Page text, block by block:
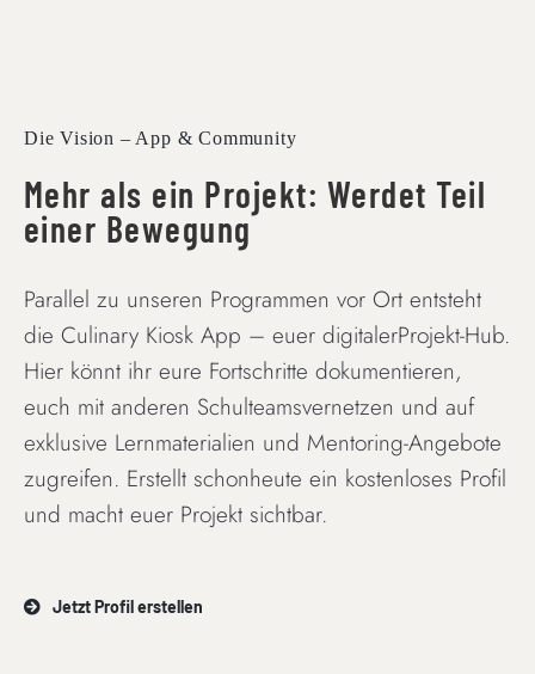
Die Vision – App & Community
Mehr als ein Projekt: Werdet Teil
einer Bewegung
Parallel zu unseren Programmen vor Ort entsteht
die Culinary Kiosk App – euer digitalerProjekt-Hub.
Hier könnt ihr eure Fortschritte dokumentieren,
euch mit anderen Schulteamsvernetzen und auf
exklusive Lernmaterialien und Mentoring-Angebote
zugreifen. Erstellt schonheute ein kostenloses Profil
und macht euer Projekt sichtbar.
Jetzt Profil erstellen